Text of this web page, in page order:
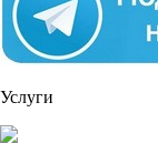
Услуги